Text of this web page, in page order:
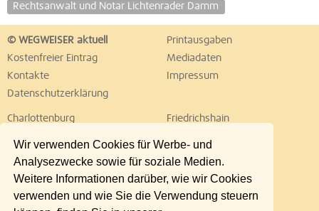
Wir verwenden Cookies für Werbe- und
Analysezwecke sowie für soziale Medien.
Weitere Informationen darüber, wie wir Cookies
verwenden und wie Sie die Verwendung steuern
Rechtsanwalt und Notar Lichtenrader Damm
© WEGWEISER aktuell
Printausgaben
Kostenfreier Eintrag
Mediadaten
Kontakte
Impressum
Datenschutzerklärung
Charlottenburg
Friedrichshain
Lichtenberg
Marzahn
Neukölln
Pankow